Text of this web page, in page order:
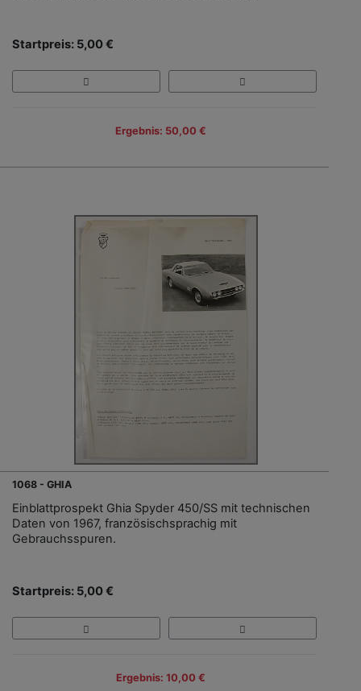
Startpreis: 5,00 €
Ergebnis: 50,00 €
1068 - GHIA
Einblattprospekt Ghia Spyder 450/SS mit technischen
Daten von 1967, französischsprachig mit
Gebrauchsspuren.
Startpreis: 5,00 €
Ergebnis: 10,00 €